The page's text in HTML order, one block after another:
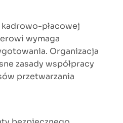
płacowej
wymaga
Organizacja
zasady współpracy
przetwarzania